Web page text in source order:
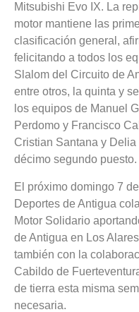
Mitsubishi Evo IX. La
motor mantiene las
clasificación general,
felicitando a todos los
Slalom del Circuito de
entre otros, la quinta y
los equipos de Manuel
Perdomo y Francisco
Cristian Santana y Delia
décimo segundo puesto.
El próximo domingo 7
Deportes de Antigua
Motor Solidario
de Antigua en Los
también con la
Cabildo de
de tierra esta misma
necesaria.